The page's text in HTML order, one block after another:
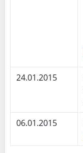
24.01.2015
06.01.2015